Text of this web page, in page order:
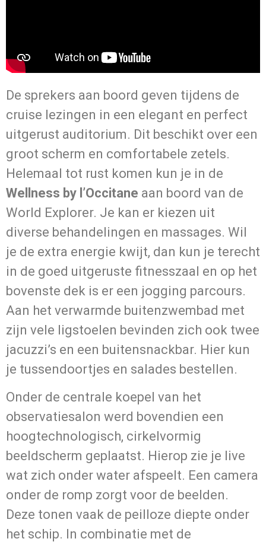
De sprekers aan boord geven tijdens de
cruise lezingen in een elegant en perfect
uitgerust auditorium. Dit beschikt over een
groot scherm en comfortabele zetels.
Helemaal tot rust komen kun je in de
Wellness by l’Occitane aan boord van de
World Explorer. Je kan er kiezen uit
diverse behandelingen en massages. Wil
je de extra energie kwijt, dan kun je terecht
in de goed uitgeruste fitnesszaal en op het
bovenste dek is er een jogging parcours.
Aan het verwarmde buitenzwembad met
zijn vele ligstoelen bevinden zich ook twee
jacuzzi’s en een buitensnackbar. Hier kun
je tussendoortjes en salades bestellen.
Onder de centrale koepel van het
observatiesalon werd bovendien een
hoogtechnologisch, cirkelvormig
beeldscherm geplaatst. Hierop zie je live
wat zich onder water afspeelt. Een camera
onder de romp zorgt voor de beelden.
Deze tonen vaak de peilloze diepte onder
het schip. In combinatie met de